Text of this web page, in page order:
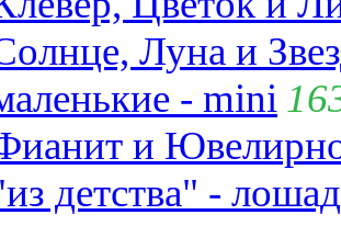
Луна и
- mini
и
детства" -